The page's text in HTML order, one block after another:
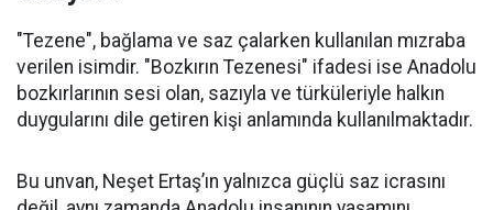
"Tezene", bağlama ve saz çalarken kullanılan mızraba
verilen isimdir. "Bozkırın Tezenesi" ifadesi ise Anadolu
bozkırlarının sesi olan, sazıyla ve türküleriyle halkın
duygularını dile getiren kişi anlamında kullanılmaktadır.
Bu unvan, Neşet Ertaş’ın yalnızca güçlü saz icrasını